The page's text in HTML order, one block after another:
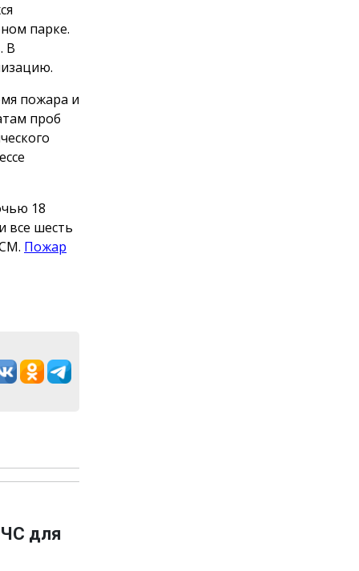
парке.
В
пожара и
проб
18
все шесть
Пожар
для